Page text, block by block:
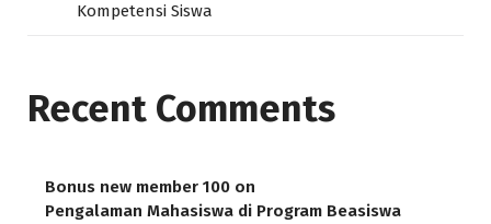
Kompetensi Siswa
Recent Comments
Bonus new member 100 on
Pengalaman Mahasiswa di Program Beasiswa